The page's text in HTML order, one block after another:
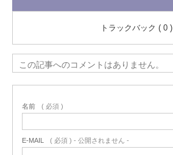
トラックバック ( 0 )
この記事へのコメントはありません。
名前 ( 必須 )
E-MAIL ( 必須 ) - 公開されません -